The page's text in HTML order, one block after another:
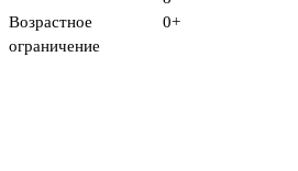
Возрастное
ограничение
0+